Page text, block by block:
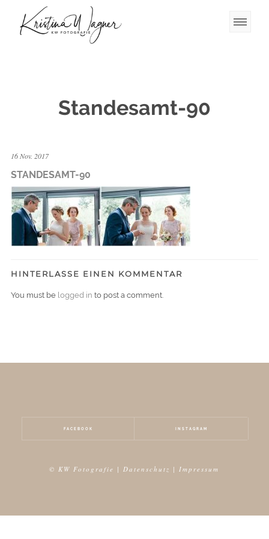
Standesamt-90
16 Nov. 2017
STANDESAMT-90
HINTERLASSE EINEN KOMMENTAR
You must be logged in to post a comment.
FACEBOOK INSTAGRAM
© KW Fotografie |Datenschutz |Impressum